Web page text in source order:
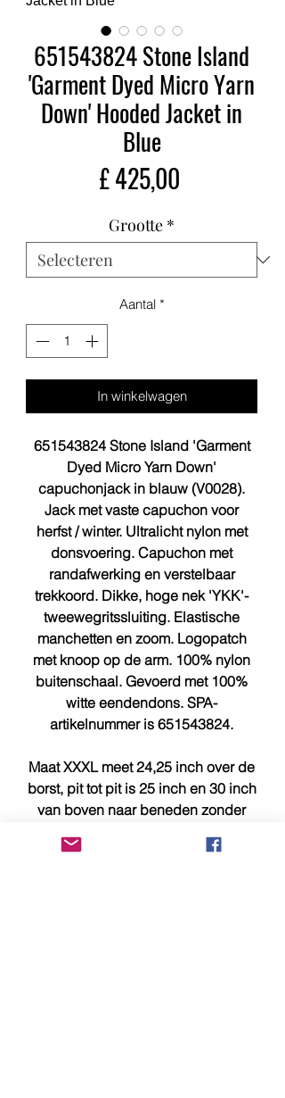
651543824 Stone Island
'Garment Dyed Micro Yarn
Down' Hooded Jacket in
Blue
£ 425,00Prijs
Grootte *
Aantal *
In winkelwagen
651543824 Stone Island 'Garment
Dyed Micro Yarn Down'
capuchonjack in blauw (V0028).
Jack met vaste capuchon voor
herfst / winter. Ultralicht nylon met
donsvoering. Capuchon met
randafwerking en verstelbaar
trekkoord. Dikke, hoge nek 'YKK'-
tweewegritssluiting. Elastische
manchetten en zoom. Logopatch
met knoop op de arm. 100% nylon
buitenschaal. Gevoerd met 100%
witte eendendons. SPA-
artikelnummer is 651543824.
Maat XXXL meet 24,25 inch over de
borst, pit tot pit is 25 inch en 30 inch
van boven naar beneden zonder